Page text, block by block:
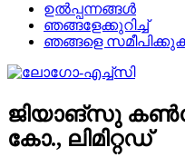
ഉൽപ്പന്നങ്ങൾ
ഞങ്ങളേക്കുറിച്ച്
ഞങ്ങളെ
ജിയാങ്‌സു
കോ., ലിമിറ്റഡ്